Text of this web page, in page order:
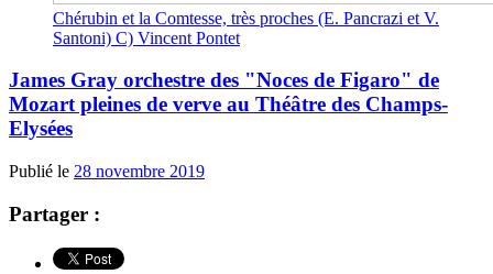
Chérubin et la Comtesse, très proches (E. Pancrazi et V.
Santoni) C) Vincent Pontet
James Gray orchestre des "Noces de Figaro" de
Mozart pleines de verve au Théâtre des Champs-
Elysées
Publié le 28 novembre 2019
Partager :